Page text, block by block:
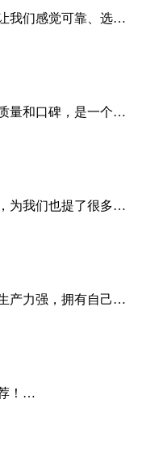
我们感觉可靠、选…
量和口碑，是一个…
为我们也提了很多…
产力强，拥有自己…
！…